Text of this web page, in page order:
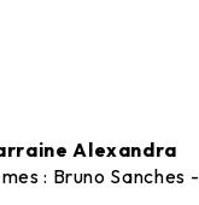
Alexandra
: Bruno Sanches -